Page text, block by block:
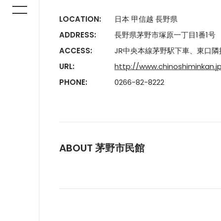
LOCATION:
日本 甲信越 長野県
ADDRESS:
長野県茅野市塚原一丁目1番1号
ACCESS:
JR中央本線茅野駅下車、東口隣
URL:
http://
PHONE:
0266-82-8222
ABOUT 茅野市民館